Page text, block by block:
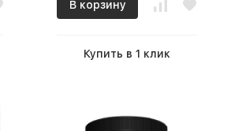
В корзину
Купить в 1 клик